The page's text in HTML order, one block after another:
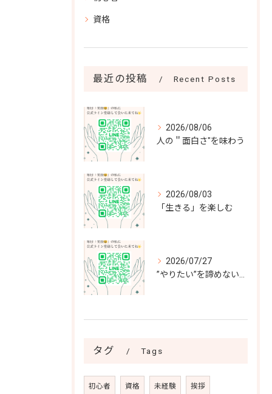
資格
最近の投稿 Recent Posts
2026/08/06
人の＂面白さ"を味わう
2026/08/03
「生きる」を楽しむ
2026/07/27
タグ Tags
初心者 資格 未経験 挨拶